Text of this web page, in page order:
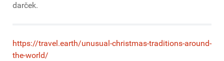
darček.
https://travel.earth/unusual-christmas-traditions-around-
the-world/